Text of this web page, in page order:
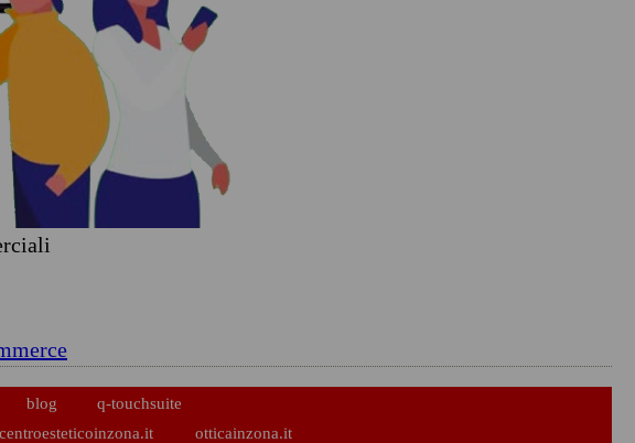
blog
q-touchsuite
centroesteticoinzona.it otticainzona.it